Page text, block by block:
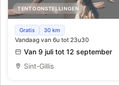
TENTOONSTELLINGEN
Zachte kreten in Paradise Fields
Gratis 30 km
Vandaag van 6u tot 23u30
Van 9 juli tot 12 september
Sint-Gillis